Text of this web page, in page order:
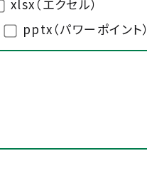
xlsx（エクセル）
pptx（パワーポイント）